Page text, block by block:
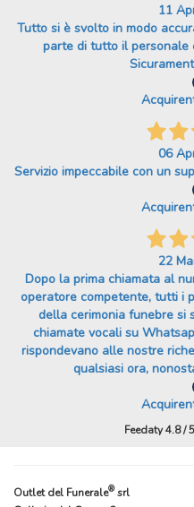
11
Tutto si è svolto in modo
parte di tutto il personale
06
Servizio impeccabile con un
22
Dopo la prima chiamata al
operatore competente, tutti i
della cerimonia funebre si
chiamate vocali su
rispondevano alle nostre
qualsiasi ora,
Feedaty4.8/5
Outlet del Funerale®srl